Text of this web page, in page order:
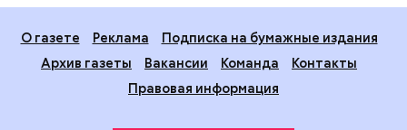
О газете Реклама
Подписка на бумажные издания
Архив газеты
Вакансии Команда
Контакты
Правовая информация